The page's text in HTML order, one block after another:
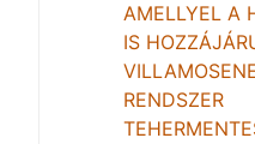
AMELLYEL A
IS
RENDSZER